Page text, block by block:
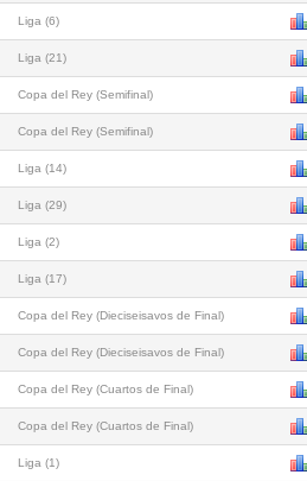
Liga (6)
Liga (21)
Copa del Rey (Semifinal)
Copa del Rey (Semifinal)
Liga (14)
Liga (29)
Liga (2)
Liga (17)
Copa del Rey (Dieciseisavos de Final)
Copa del Rey (Dieciseisavos de Final)
Copa del Rey (Cuartos de Final)
Copa del Rey (Cuartos de Final)
Liga (1)